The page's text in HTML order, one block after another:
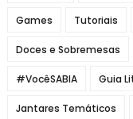
Games Tutoriais
Doces e Sobremesas
#VocêSABIA Guia
Jantares Temáticos